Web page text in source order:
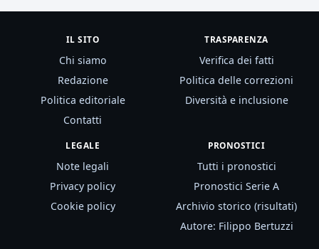
IL SITO
Chi siamo
Redazione
Politica editoriale
Contatti
TRASPARENZA
Verifica dei fatti
Politica delle correzioni
Diversità e inclusione
LEGALE
Note legali
Privacy policy
Cookie policy
PRONOSTICI
Tutti i pronostici
Pronostici Serie A
Archivio storico (risultati)
Autore: Filippo Bertuzzi